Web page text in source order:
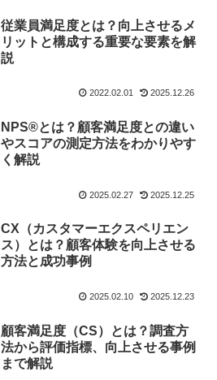
従業員満足度とは？向上させるメ
リットと構成する重要な要素を解
説
2022.02.01 2025.12.26
NPS®とは？顧客満足度との違い
やスコアの測定方法をわかりやす
く解説
2025.02.27 2025.12.25
CX（カスタマーエクスペリエン
ス）とは？顧客体験を向上させる
方法と成功事例
2025.02.10 2025.12.23
顧客満足度（CS）とは？調査方
法から評価指標、向上させる事例
まで解説